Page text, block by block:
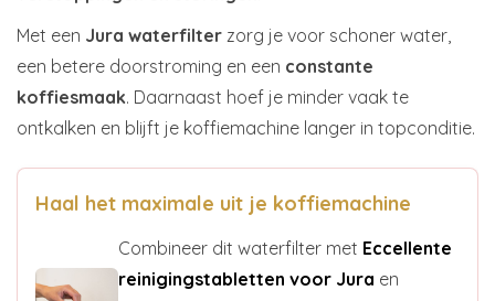
Met een Jura waterfilter zorg je voor schoner water,
een betere doorstroming en een constante
koffiesmaak. Daarnaast hoef je minder vaak te
ontkalken en blijft je koffiemachine langer in topconditie.
Haal het maximale uit je koffiemachine
Combineer dit waterfilter met Eccellente
reinigingstabletten voor Jura en